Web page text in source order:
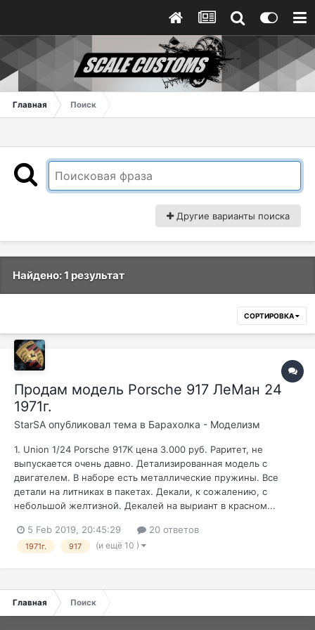
Главная Поиск
Другие варианты поиска
Найдено: 1 результат
СОРТИРОВКА
Продам модель Porsche 917 ЛеМан 24
1971г.
StarSA опубликовал тема в Барахолка - Моделизм
1. Union 1/24 Porsche 917K цена 3.000 руб. Раритет, не
выпускается очень давно. Детализированная модель с
двигателем. В наборе есть металлические пружины. Все
детали на литниках в пакетах. Декали, к сожалению, с
небольшой желтизной. Декалей на выриант в красном...
5 Feb 2019, 20:45:29 20 ответов
1971г. 917 (и ещё 10 )
Главная Поиск